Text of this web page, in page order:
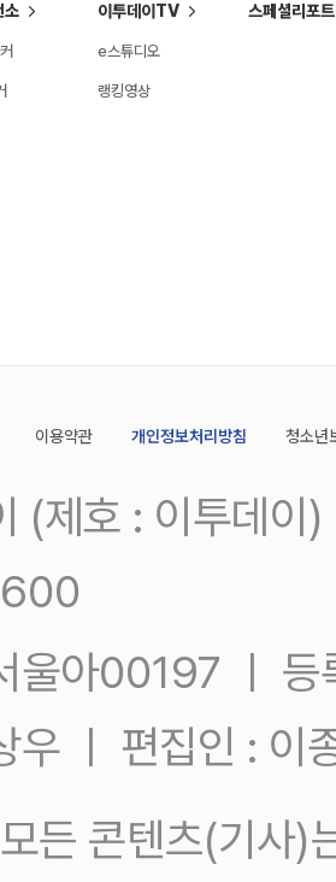
소 이투데이TV
e스튜디오
랭킹영상
스페셜리포트
이용약관 개인정보처리방침 청소년
(제호 : 이투데
울아00197 ㅣ
우 ㅣ 편집인 : 이
든 콘텐츠(기사)